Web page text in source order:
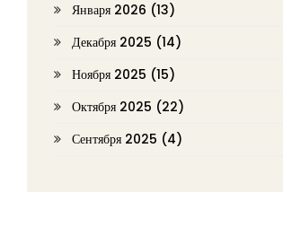
Января 2026 (13)
Декабря 2025 (14)
Ноября 2025 (15)
Октября 2025 (22)
Сентября 2025 (4)